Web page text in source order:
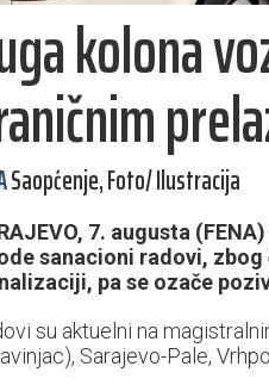
kolona
Saopćenje, Foto/ Ilustracija
7. augusta
sanacioni radovi,
pa se ozače
su aktuelni na
Sarajevo-Pale,